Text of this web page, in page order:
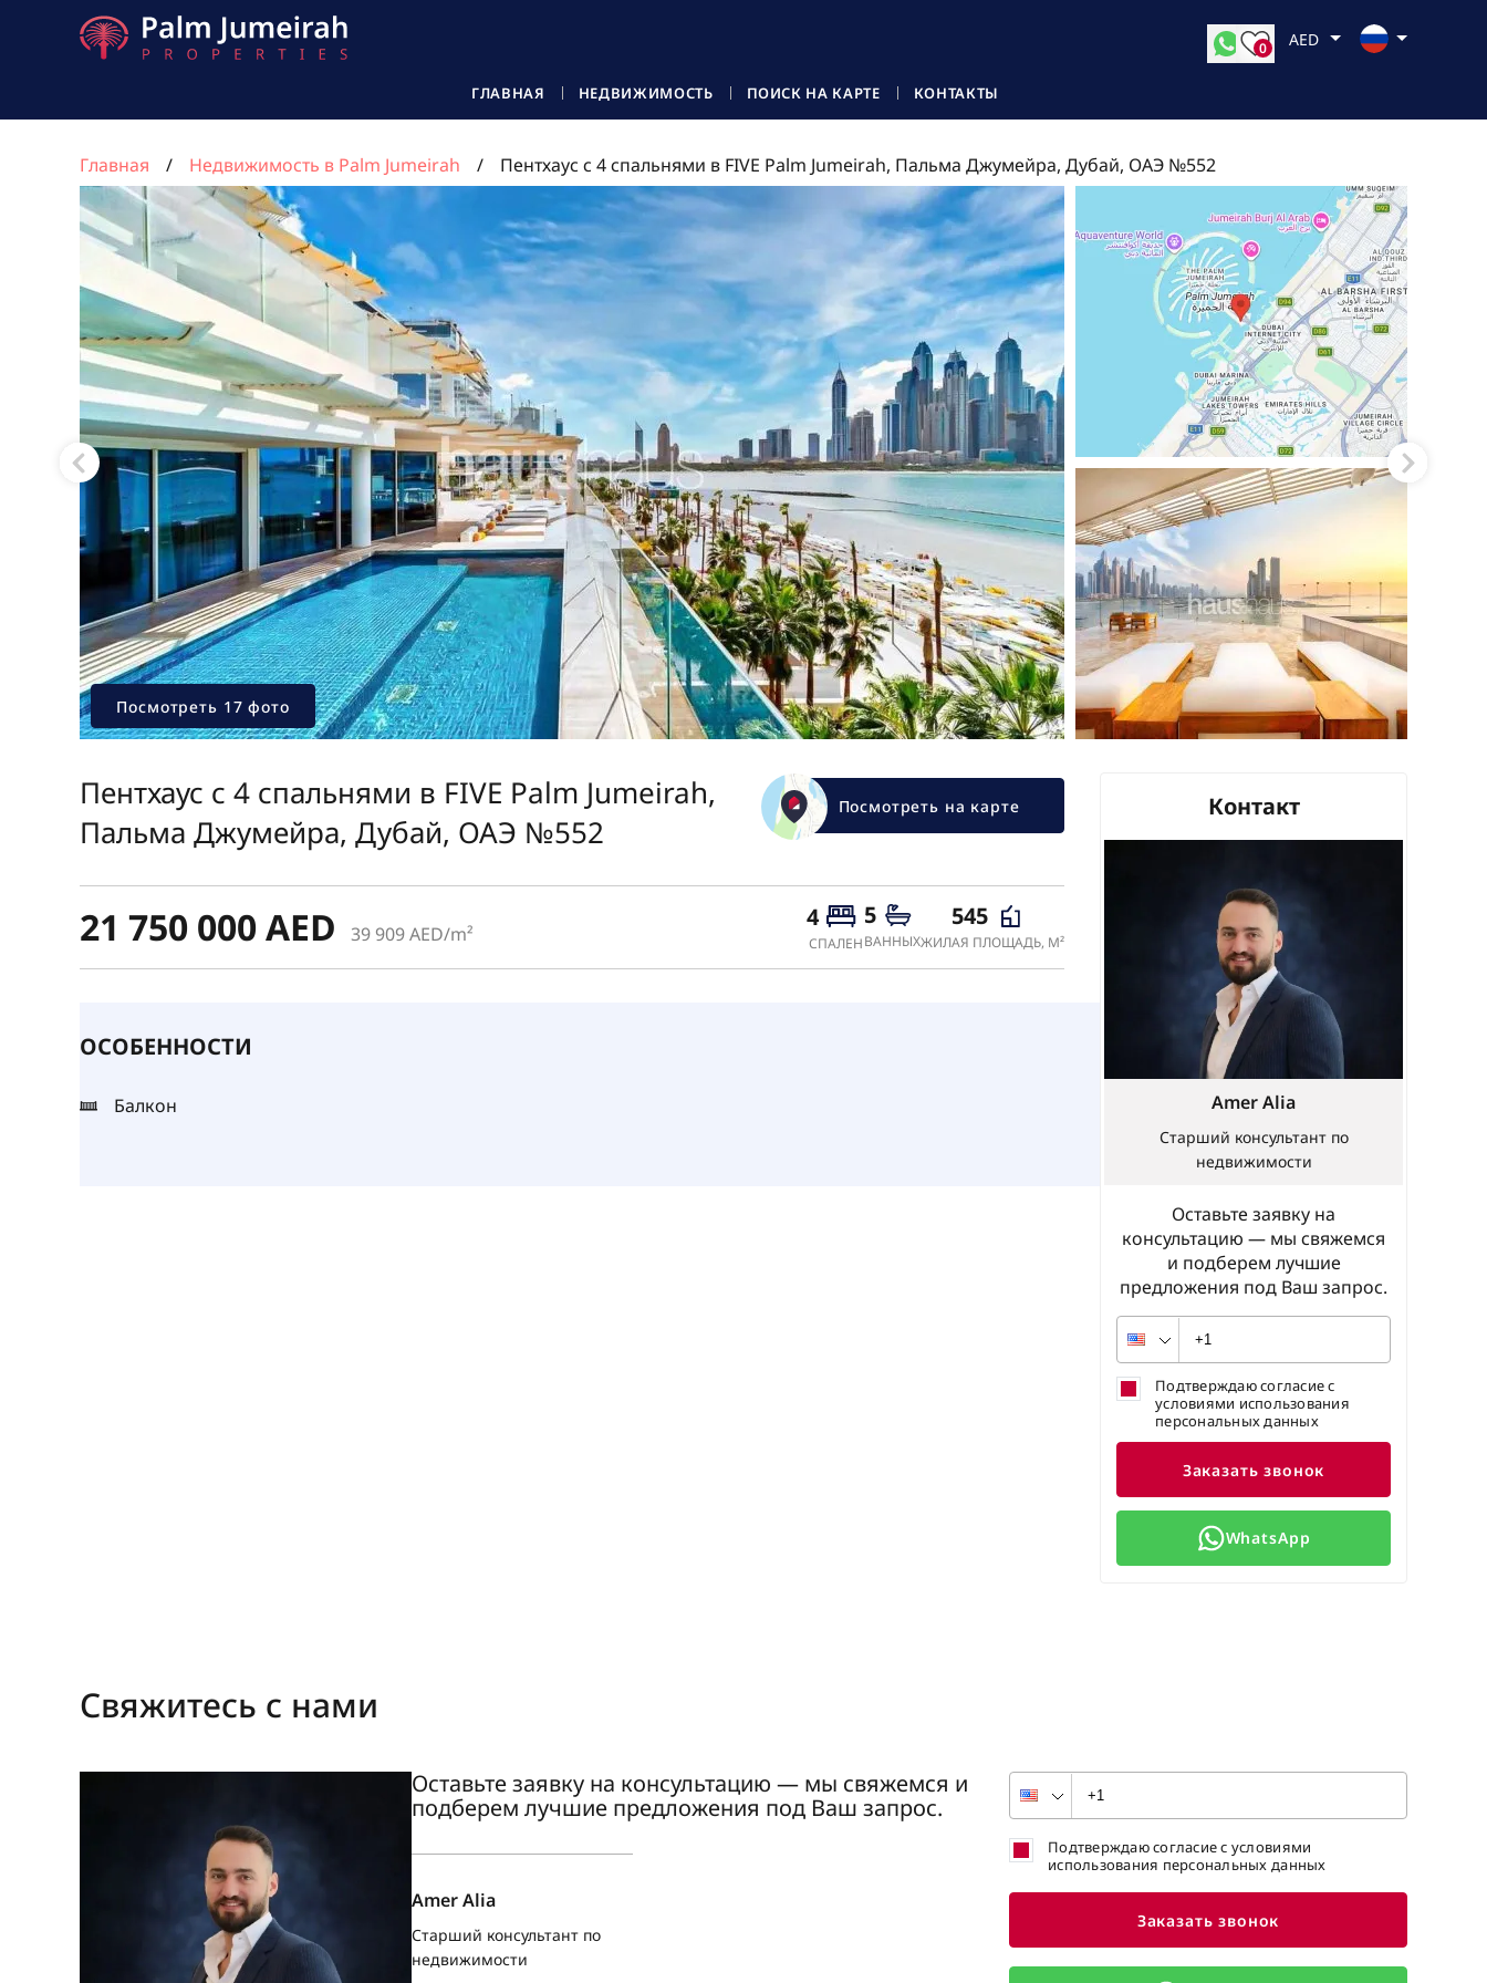
ГЛАВНАЯ НЕДВИЖИМОСТЬ ПОИСК НА КАРТЕ КОНТАКТЫ
0 AED
Главная Недвижимость в Palm Jumeirah Пентхаус с 4 спальнями в FIVE Palm Jumeirah, Пальма Джумейра, Дубай, ОАЭ №552
Посмотреть 17 фото
Пентхаус с 4 спальнями в FIVE Palm Jumeirah,
Пальма Джумейра, Дубай, ОАЭ №552
Посмотреть на карте
21 750 000 AED 39 909 AED/m²
4
СПАЛЕН
5
ВАННЫХ
545
ЖИЛАЯ ПЛОЩАДЬ, М²
ОСОБЕННОСТИ
Балкон
Контакт
Оставьте заявку на
консультацию — мы свяжемся
и подберем лучшие
предложения под Ваш запрос.
Amer Alia
Старший консультант по
недвижимости
Подтверждаю согласие с
условиями использования
персональных данных
Заказать звонок
WhatsApp
Свяжитесь с нами
Оставьте заявку на консультацию — мы свяжемся и
подберем лучшие предложения под Ваш запрос.
Amer Alia
Старший консультант по
недвижимости
Подтверждаю согласие с условиями
использования персональных данных
Заказать звонок